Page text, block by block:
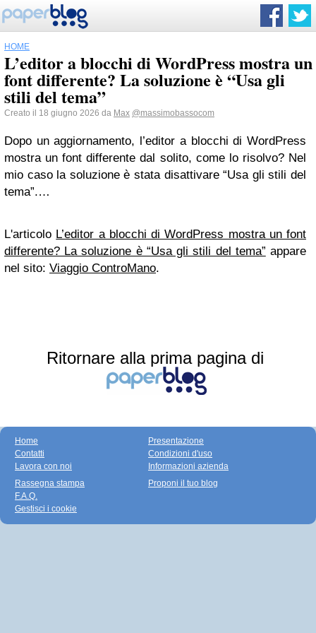
HOME
L’editor a blocchi di WordPress mostra un
font differente? La soluzione è “Usa gli
stili del tema”
Creato il 18 giugno 2026 da Max @massimobassocom
Dopo un aggiornamento, l’editor a blocchi di WordPress
mostra un font differente dal solito, come lo risolvo? Nel
mio caso la soluzione è stata disattivare “Usa gli stili del
tema”.…
L'articolo L’editor a blocchi di WordPress mostra un font
differente? La soluzione è “Usa gli stili del tema” appare
nel sito: Viaggio ControMano.
Ritornare alla prima pagina di
Home
Contatti
Lavora con noi
Presentazione
Condizioni d'uso
Informazioni azienda
Rassegna stampa
F.A.Q.
Gestisci i cookie
Proponi il tuo blog